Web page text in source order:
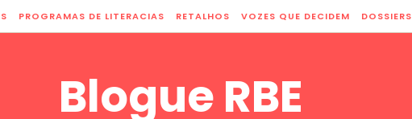
PROGRAMAS DE LITERACIAS RETALHOS VOZES QUE DECIDEM DOSSIERS
Blogue RBE